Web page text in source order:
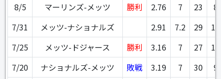
8/5
マーリンズ-メッツ 勝利 2.76 7 23
7/31
メッツ-ナショナルズ 2.91 7.2 29
7/25
メッツ-ドジャース 勝利 3.16 7 27
7/20
ナショナルズ-メッツ 敗戦 3.19 7 30